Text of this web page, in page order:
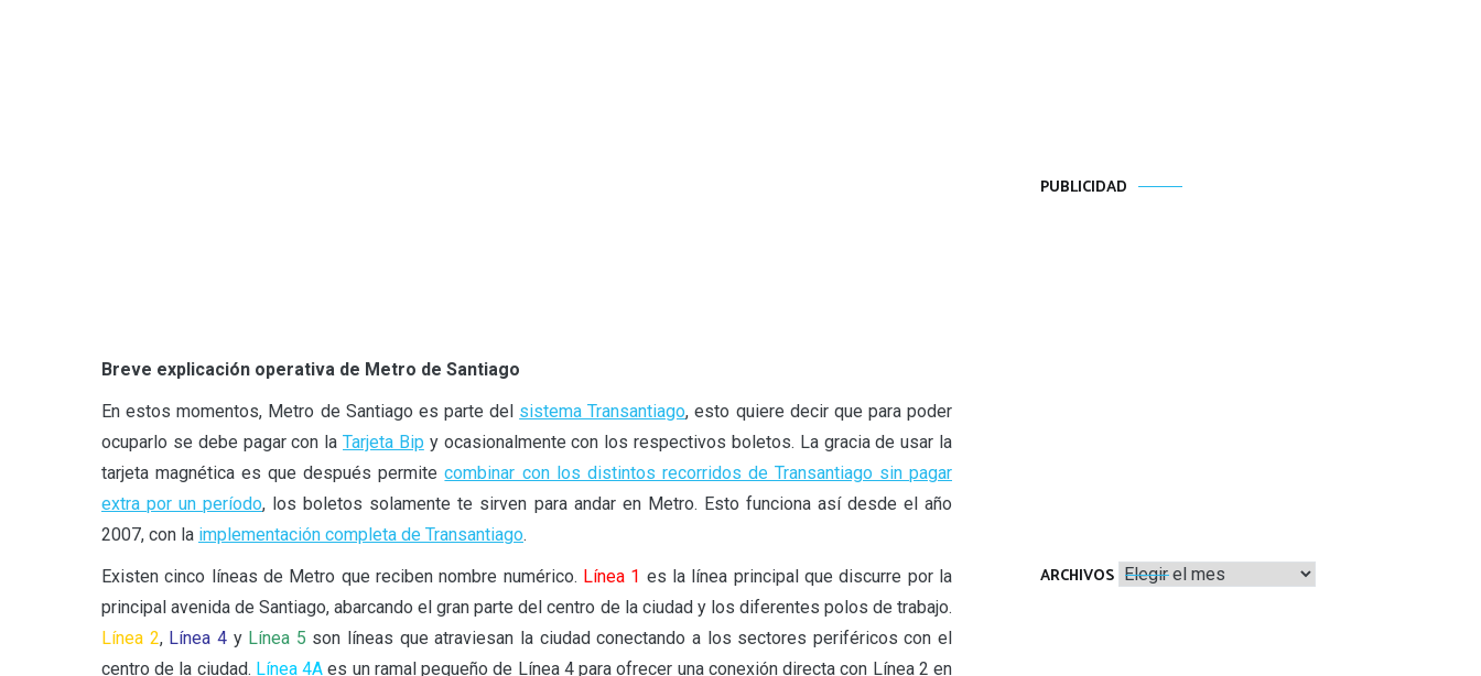
Breve explicación operativa de Metro de Santiago
En estos momentos, Metro de Santiago es parte del sistema Transantiago, esto quiere decir que para poder
ocuparlo se debe pagar con la Tarjeta Bip y ocasionalmente con los respectivos boletos. La gracia de usar la
tarjeta magnética es que después permitecombinar con los distintos recorridos de Transantiago sin pagar
extra por un período, los boletos solamente te sirven para andar en Metro. Esto funciona así desde el año
2007, con la implementación completa de Transantiago.
Existen cinco líneas de Metro que reciben nombre numérico. Línea 1 es la línea principal que discurre por la
principal avenida de Santiago, abarcando el gran parte del centro de la ciudad y los diferentes polos de trabajo.
Línea 2, Línea 4y Línea 5 son líneas que atraviesan la ciudad conectando a los sectores periféricos con el
centro de la ciudad. Línea 4A es un ramal pequeño de Línea 4 para ofrecer una conexión directa con Línea 2 en
PUBLICIDAD
ARCHIVOS Archivos